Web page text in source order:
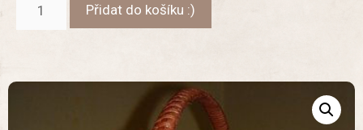
Přidat do košíku :)